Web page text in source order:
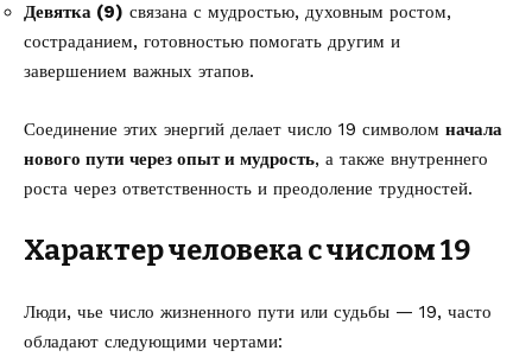
Девятка (9) связана с мудростью, духовным ростом,
состраданием, готовностью помогать другим и
завершением важных этапов.
Соединение этих энергий делает число 19 символом начала
нового пути через опыт и мудрость, а также внутреннего
роста через ответственность и преодоление трудностей.
Характер человека с числом 19
Люди, чье число жизненного пути или судьбы — 19, часто
обладают следующими чертами: